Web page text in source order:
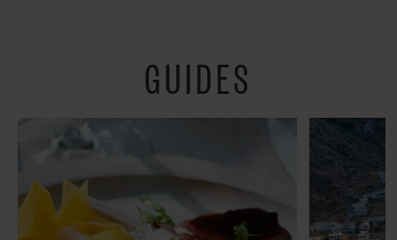
fredeligt”
GUIDES